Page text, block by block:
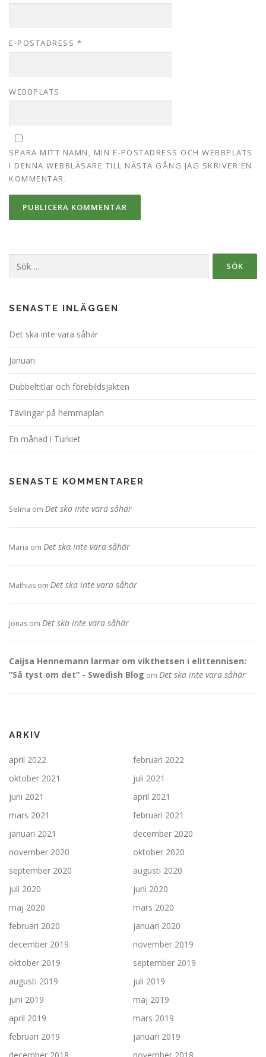
E-POSTADRESS *
WEBBPLATS
SPARA MITT NAMN, MIN E-POSTADRESS OCH WEBBPLATS
I DENNA WEBBLÄSARE TILL NÄSTA GÅNG JAG SKRIVER EN
KOMMENTAR.
efter:
SENASTE INLÄGGEN
Det ska inte vara såhär
Januari
Dubbeltitlar och förebildsjakten
Tävlingar på hemmaplan
En månad i Turkiet
SENASTE KOMMENTARER
Selma om Det ska inte vara såhär
Maria om Det ska inte vara såhär
Mathias om Det ska inte vara såhär
Jonas om Det ska inte vara såhär
Caijsa Hennemann larmar om vikthetsen i elittennisen:
”Så tyst om det” - Swedish Blog om Det ska inte vara såhär
ARKIV
april 2022
februari 2022
oktober 2021
juli 2021
juni 2021
april 2021
mars 2021
februari 2021
januari 2021
december 2020
november 2020
oktober 2020
september 2020
augusti 2020
juli 2020
juni 2020
maj 2020
mars 2020
februari 2020
januari 2020
december 2019
november 2019
oktober 2019
september 2019
augusti 2019
juli 2019
juni 2019
maj 2019
april 2019
mars 2019
februari 2019
januari 2019